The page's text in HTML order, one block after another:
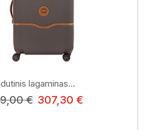
lagaminas...
€ 307,30 €